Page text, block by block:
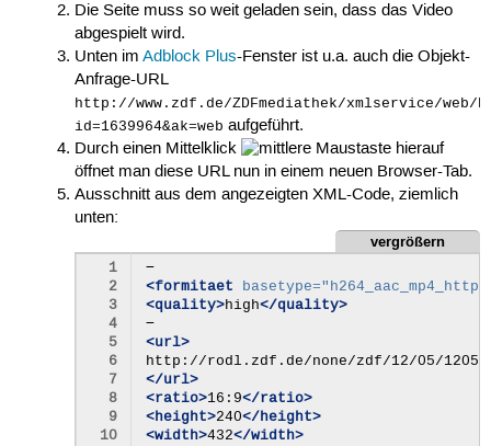
vh.mp4
282k_p16v11.webm</url><ratio>16:9</
776k_p17v11.webm</url><ratio>16:9</
1496k_p18v11.webm</url><ratio>16:9</
1496k_p18v12.webm</url><ratio>16:9</
Die Seite muss so weit geladen sein, dass das Video
abgespielt wird.
Unten imAdblock Plus-Fenster ist u.a. auch die Objekt-
Anfrage-URL
http://www.zdf.de/ZDFmediathek/xmlservice/web/
id=1639964&ak=web aufgeführt.
Durch einen Mittelklick
hierauf
öffnet man diese URL nun in einem neuen Browser-Tab.
Ausschnitt aus dem angezeigten XML-Code, ziemlich
unten:
vergrößern
  1
  2
  3
  4
  5
  6
  7
  8
  9
10
−
<formitaet
basetype=
<quality>high</quality>
−
<url>
</url>
<ratio>16:9</ratio>
<height>240</height>
<width>432</width>